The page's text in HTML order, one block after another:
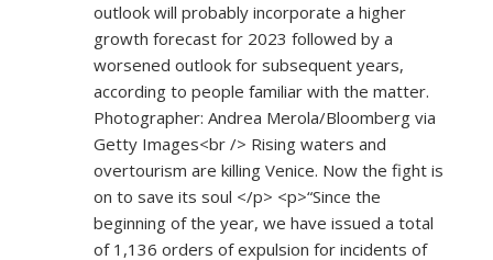
outlook will probably incorporate a higher
growth forecast for 2023 followed by a
worsened outlook for subsequent years,
according to people familiar with the matter.
Photographer: Andrea Merola/Bloomberg via
Getty Images<br /> Rising waters and
overtourism are killing Venice. Now the fight is
on to save its soul </p> <p>“Since the
beginning of the year, we have issued a total
of 1,136 orders of expulsion for incidents of